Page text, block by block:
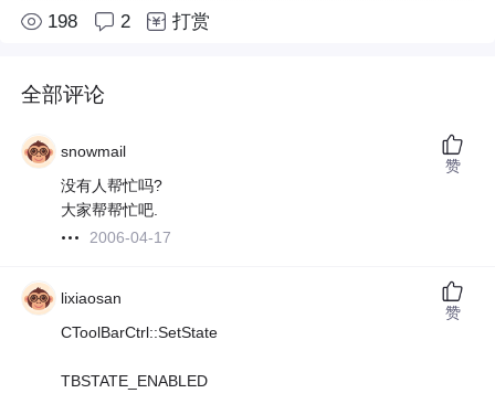
198 2 打赏
全部评论
snowmail
没有人帮忙吗?
大家帮帮忙吧.
2006-04-17
赞
lixiaosan
CToolBarCtrl::SetState
TBSTATE_ENABLED
赞